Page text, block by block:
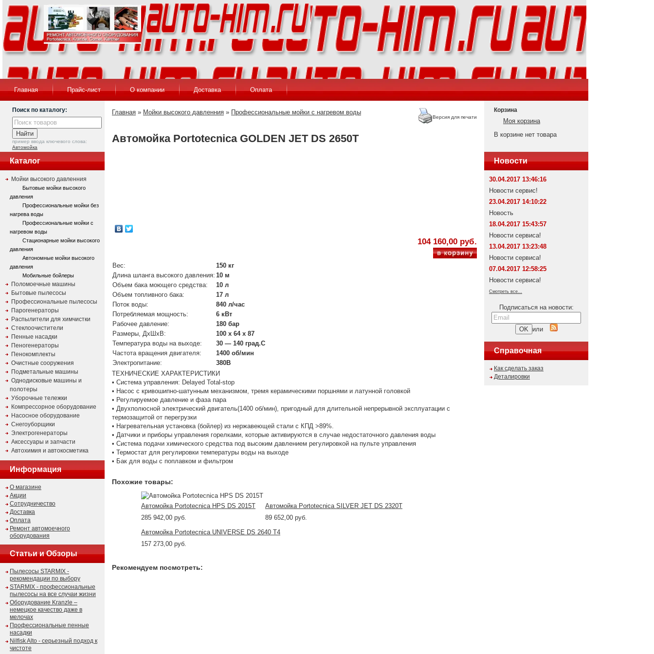
Главная Прайс-лист О компании Доставка Оплата
Поиск по каталогу:
пример ввода ключевого слова:
Автомойка
Каталог
Мойки высокого давленния
Бытовые мойки высокого
давления
Профессиональные мойки без
нагрева воды
Профессиональные мойки с
нагревом воды
Стационарные мойки высокого
давления
Автономные мойки высокого
давления
Мобильные бойлеры
Поломоечные машины
Бытовые пылесосы
Профессиональные пылесосы
Парогенераторы
Распылители для химчистки
Стеклоочистители
Пенные насадки
Пеногенераторы
Пенокомплекты
Очистные сооружения
Подметальные машины
Однодисковые машины и
полотеры
Уборочные тележки
Компрессорное оборудование
Насосное оборудование
Снегоуборщики
Электрогенераторы
Аксессуары и запчасти
Автохимия и автокосметика
Информация
О магазине
Акции
Сотрудничество
Доставка
Оплата
Ремонт автомоечного
оборудования
Статьи и Обзоры
Пылесосы STARMIX -
рекомендации по выбору
STARMIX - профессиональные
пылесосы на все случаи жизни
Оборудование Kranzle –
немецкое качество даже в
мелочах
Профессиональные пенные
насадки
Nilfisk Alto - серьезный подход к
чистоте
Главная » Мойки высокого давленния » Профессиональные мойки с нагревом воды
Версия для печати
Автомойка Portotecnica GOLDEN JET DS 2650T
104 160,00 руб.
Вес:
150 кг
Длина шланга высокого давления: 10 м
Объем бака моющего средства:
10 л
Объем топливного бака:
17 л
Поток воды:
840 л/час
Потребляемая мощность:
6 кВт
Рабочее давление:
180 бар
Размеры, ДхШхВ:
100 x 64 x 87
Температура воды на выходе:
30 — 140 град.С
Частота вращения двигателя:
1400 об/мин
Электропитание:
380В
ТЕХНИЧЕСКИЕ ХАРАКТЕРИСТИКИ
• Система управления: Delayed Total-stop
• Насос с кривошипно-шатунным механизмом, тремя керамическими поршнями и латунной головкой
• Регулируемое давление и фаза пара
• Двухполюсной электрический двигатель(1400 об/мин), пригодный для длительной непрерывной эксплуатации с
термозащитой от перегрузки
• Нагревательная установка (бойлер) из нержавеющей стали с КПД >89%.
• Датчики и приборы управления горелками, которые активируются в случае недостаточного давления воды
• Система подачи химического средства под высоким давлением регулировкой на пульте управления
• Термостат для регулировки температуры воды на выходе
• Бак для воды с поплавком и фильтром
Похожие товары:
Автомойка Portotecnica HPS DS 2015T
285 942,00 руб.
Автомойка Portotecnica SILVER JET DS 2320T
89 652,00 руб.
Автомойка Portotecnica UNIVERSE DS 2640 T4
157 273,00 руб.
Рекомендуем посмотреть:
Корзина
Моя корзина
В корзине нет товара
Новости
30.04.2017 13:46:16
Новости сервис!
23.04.2017 14:10:22
Новость
18.04.2017 15:43:57
Новости сервиса!
13.04.2017 13:23:48
Новости сервиса!
07.04.2017 12:58:25
Новости сервиса!
Смотреть все...
Подписаться на новости:
или
Справочная
Как сделать заказ
Деталировки